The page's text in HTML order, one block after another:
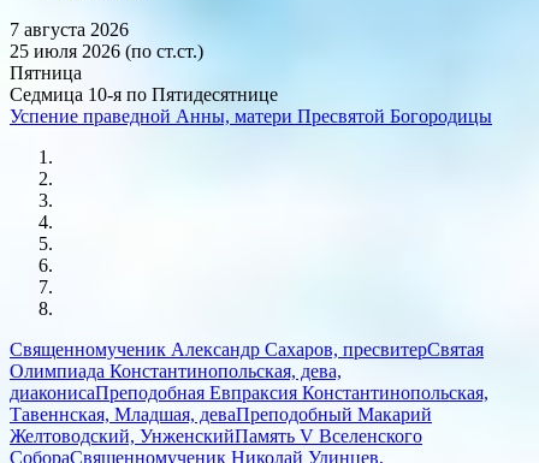
7 августа 2026
25 июля 2026 (по ст.ст.)
Пятница
Седмица 10-я по Пятидесятнице
Успение праведной Анны, матери Пресвятой Богородицы
Священномученик Александр Сахаров, пресвитерСвятая
Олимпиада Константинопольская, дева,
диаконисаПреподобная Евпраксия Константинопольская,
Тавеннская, Младшая, деваПреподобный Макарий
Желтоводский, УнженскийПамять V Вселенского
СобораСвященномученик Николай Удинцев,